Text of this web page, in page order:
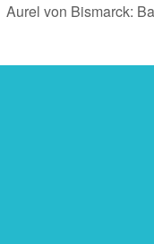
Aurel von Bismarck: